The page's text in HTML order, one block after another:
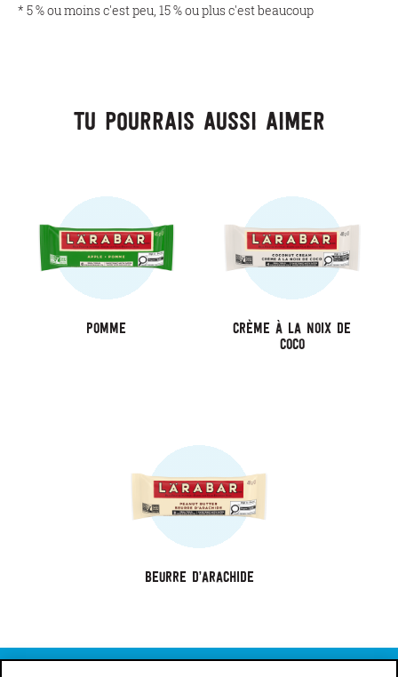
* 5 % ou moins c'est peu, 15 % ou plus c'est beaucoup
Tu Pourrais Aussi Aimer
Pomme
Crème À La Noix De
Coco
Beurre D’arachide